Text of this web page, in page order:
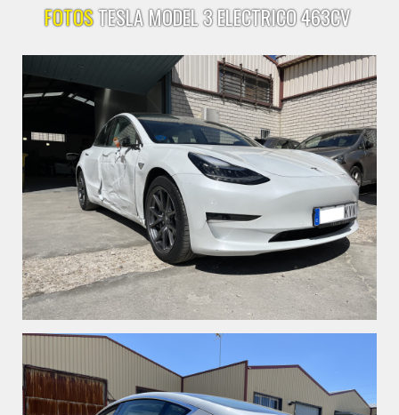
FOTOSTESLA MODEL 3 ELECTRICO 463CV